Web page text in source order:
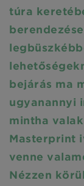
túra
bejárás ma
ugyanannyi
mintha
Masterprint
venne
Nézzen